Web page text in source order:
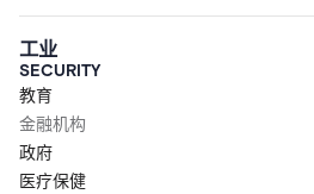
工业
SECURITY
教育
金融机构
政府
医疗保健